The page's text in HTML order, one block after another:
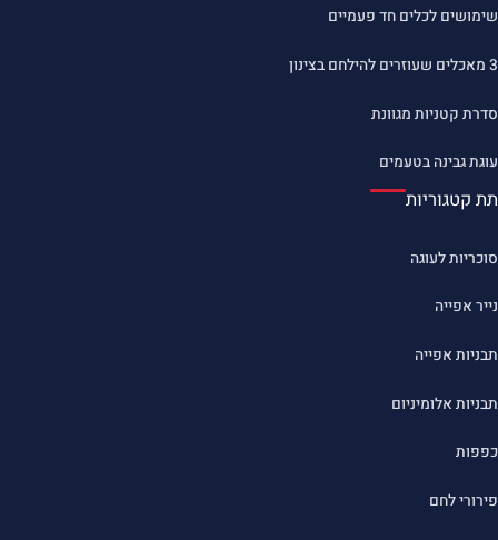
שימושים לכלים חד פעמיים
3 מאכלים שעוזרים להילחם בצינון
סדרת קטניות מגוונת
עוגת גבינה בטעמים
תת קטגוריות
סוכריות לעוגה
נייר אפייה
תבניות אפייה
תבניות אלומיניום
כפפות
פירורי לחם